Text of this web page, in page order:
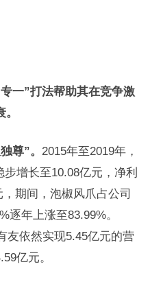
专一”打法帮助其在竞争激
尊”。 2015年至2019年，
增长至10.08亿元，净利
期间，泡椒风爪占公司
逐年上涨至83.99%。
友依然实现5.45亿元的营
亿元。